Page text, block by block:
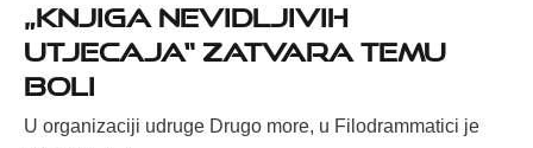
„KNJIGA NEVIDLJIVIH
UTJECAJA“ ZATVARA TEMU
BOLI
U organizaciji udruge Drugo more, u Filodrammatici je